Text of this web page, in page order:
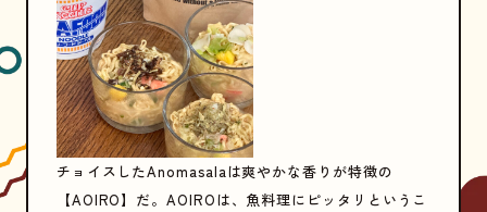
チョイスしたAnomasalaは爽やかな香りが特徴の
【AOIRO】だ。AOIROは、魚料理にピッタリというこ